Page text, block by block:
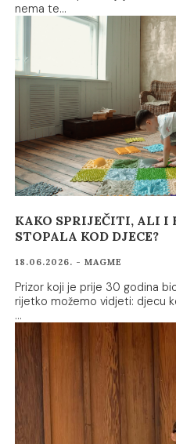
nema te…
KAKO SPRIJEČITI, ALI I
STOPALA KOD DJECE?
18.06.2026. - MAGME
Prizor koji je prije 30 godina
rijetko možemo vidjeti: djecu
…